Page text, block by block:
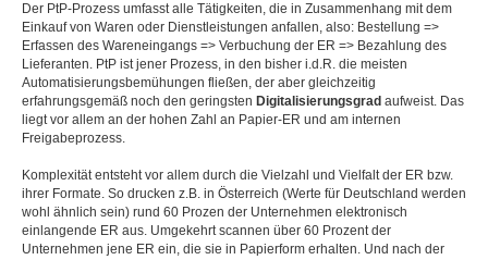
Der PtP-Prozess umfasst alle Tätigkeiten, die in Zusammenhang mit dem
Einkauf von Waren oder Dienstleistungen anfallen, also: Bestellung =>
Erfassen des Wareneingangs => Verbuchung der ER => Bezahlung des
Lieferanten. PtP ist jener Prozess, in den bisher i.d.R. die meisten
Automatisierungsbemühungen fließen, der aber gleichzeitig
erfahrungsgemäß noch den geringsten Digitalisierungsgrad aufweist. Das
liegt vor allem an der hohen Zahl an Papier-ER und am internen
Freigabeprozess.
Komplexität entsteht vor allem durch die Vielzahl und Vielfalt der ER bzw.
ihrer Formate. So drucken z.B. in Österreich (Werte für Deutschland werden
wohl ähnlich sein) rund 60 Prozen der Unternehmen elektronisch
einlangende ER aus. Umgekehrt scannen über 60 Prozent der
Unternehmen jene ER ein, die sie in Papierform erhalten. Und nach der